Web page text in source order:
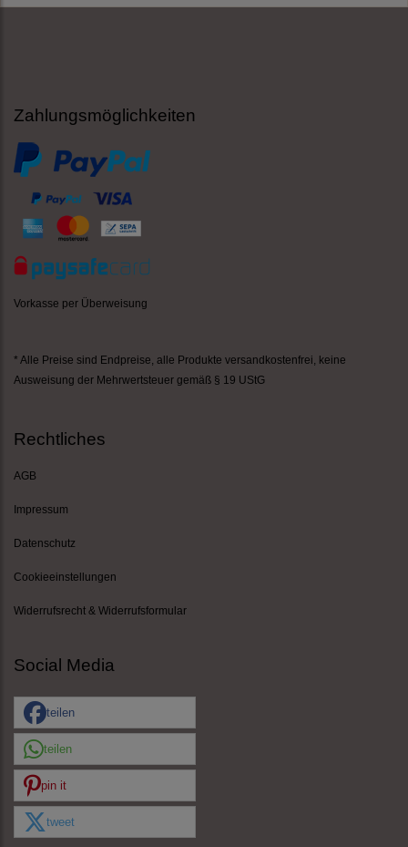
Zahlungsmöglichkeiten
Vorkasse per Überweisung
* Alle Preise sind Endpreise, alle Produkte versandkostenfrei , keine
Ausweisung der Mehrwertsteuer gemäß § 19 UStG
Rechtliches
AGB
Impressum
Datenschutz
Cookieeinstellungen
Widerrufsrecht & Widerrufsformular
Social Media
teilen
teilen
pin it
tweet